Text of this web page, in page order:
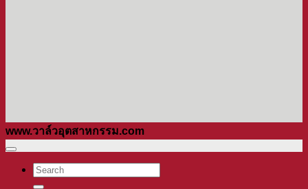
www.วาล์วอุตสาหกรรม.com
ค้นหา: